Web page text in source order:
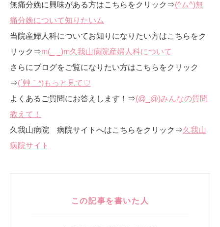
無痛分娩に興味がある方はこちらをクリック⇒(^ム^)無
痛分娩について知りたいム
当院産婦人科についてお知りになりたい方はこちらをク
リック⇒m(_ _)m久我山病院産婦人科について
さらにブログをご覧になりたい方はこちらをクリック
⇒(´艸｀*)もっと見て♡
よくあるご質問にお答えします！⇒(@_@)みんなの質問
教えて！
久我山病院 病院サイトへはこちらをクリック⇒久我山
病院サイト
この記事を書いた人